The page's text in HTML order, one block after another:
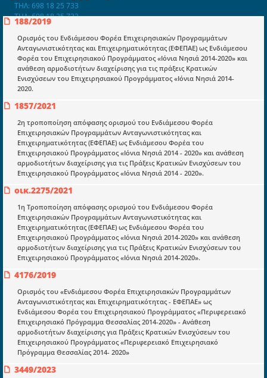
188/2019
Ορισμός του Ενδιάμεσου Φορέα Επιχειρησιακών Προγραμμάτων
Ανταγωνιστικότητας και Επιχειρηματικότητας (ΕΦΕΠΑΕ) ως Ενδιάμεσου
Φορέα του Επιχειρησιακού Προγράμματος «Ιόνια Νησιά 2014-2020» και
ανάθεση αρμοδιοτήτων διαχείρισης για τις πράξεις Κρατικών
Ενισχύσεων του Επιχειρησιακού Προγράμματος «Ιόνια Νησιά 2014-
2020.
1857/2021
2η τροποποίηση απόφασης ορισμού του Ενδιάμεσου Φορέα
Επιχειρησιακών Προγραμμάτων Ανταγωνιστικότητας και
Επιχειρηματικότητας (ΕΦΕΠΑΕ) ως Ενδιάμεσου Φορέα του
Επιχειρησιακού Προγράμματος «Ιόνια Νησιά 2014 - 2020» και ανάθεση
αρμοδιοτήτων διαχείρισης για τις Πράξεις Κρατικών Ενισχύσεων του
Επιχειρησιακού Προγράμματος «Ιόνια Νησιά 2014 - 2020».
οικ.2275/2021
1η Τροποποίηση απόφασης ορισμού του Ενδιάμεσου Φορέα
Επιχειρησιακών Προγραμμάτων Ανταγωνιστικότητας και
Επιχειρηματικότητας (ΕΦΕΠΑΕ) ως Ενδιάμεσου Φορέα του
Επιχειρησιακού Προγράμματος «Ιόνια Νησιά 2014-2020» και ανάθεση
αρμοδιοτήτων διαχείρισης για τις Πράξεις Κρατικών Ενισχύσεων του
Επιχειρησιακού Προγράμματος «Ιόνια Νησιά 2014-2020».
4176/2019
Ορισμός του «Ενδιάμεσου Φορέα Επιχειρησιακών Προγραμμάτων
Ανταγωνιστικότητας και Επιχειρηματικότητας - ΕΦΕΠΑΕ» ως
Ενδιάμεσου Φορέα του Επιχειρησιακού Προγράμματος «Περιφερειακό
Επιχειρησιακό Πρόγραμμα Θεσσαλίας 2014-2020» - Ανάθεση
αρμοδιοτήτων διαχείρισης για Πράξεις Κρατικών Ενισχύσεων του
Επιχειρησιακού Προγράμματος «Περιφερειακό Επιχειρησιακό
Πρόγραμμα Θεσσαλίας 2014- 2020»
3449/2023
ΤΗΛ: 698 18 25 733
ΤΗΛ: 698 18 25 732
mydocmangr@gmail.com
Docman.gr
Ποιοί είμαστε;
Μια πολυετής εθελοντική προσπάθεια που
στην διάδοση της γνώσης.
Ενότητες
Επικαιρότητα
E-book
Οδηγοί εκκαθάρισης
Νόμοι και προεδρικά διατάγματα
Υπουργικές αποφάσεις
Νομολογία και Γνωμοδοτήσεις ΝΣΚ
Πληροφορίες
Είσοδος